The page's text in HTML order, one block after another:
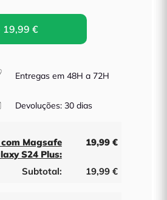
19,99 €
Entregas em 48H a 72H
Devoluções: 30 dias
Magsafe
S24 Plus:
19,99 €
Subtotal: 19,99 €